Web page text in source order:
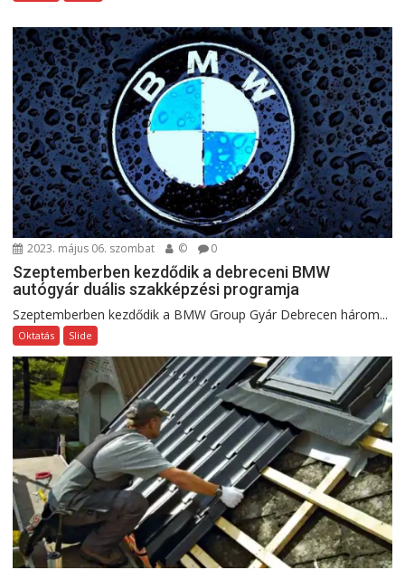
2023. május 06. szombat © 0
Szeptemberben kezdődik a debreceni BMW
autógyár duális szakképzési programja
Szeptemberben kezdődik a BMW Group Gyár Debrecen három...
Oktatás Slide